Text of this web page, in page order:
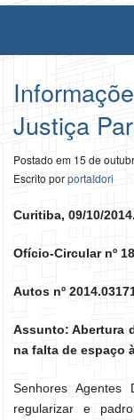
Justiça
Postado em 15 de
Escrito porportaldori
Curitiba, 09/10/2014.
Ofício-Circular nº
Autos nº
Assunto: Abertura
na falta de espaço
Senhores Agentes
regularizar e